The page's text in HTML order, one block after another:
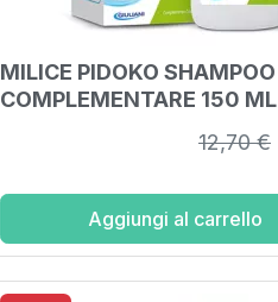
MILICE PIDOKO SHAMPOO
COMPLEMENTARE 150 ML
12,70 €
Aggiungi al carrello